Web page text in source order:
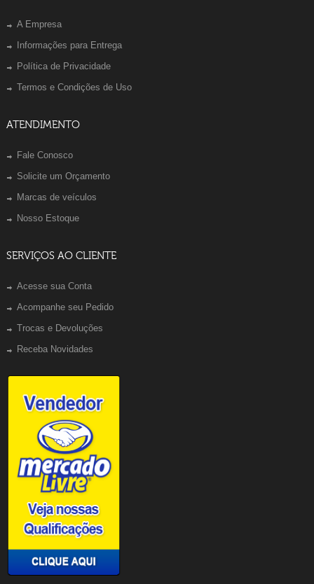
A Empresa
Informações para Entrega
Política de Privacidade
Termos e Condições de Uso
ATENDIMENTO
Fale Conosco
Solicite um Orçamento
Marcas de veículos
Nosso Estoque
SERVIÇOS AO CLIENTE
Acesse sua Conta
Acompanhe seu Pedido
Trocas e Devoluções
Receba Novidades